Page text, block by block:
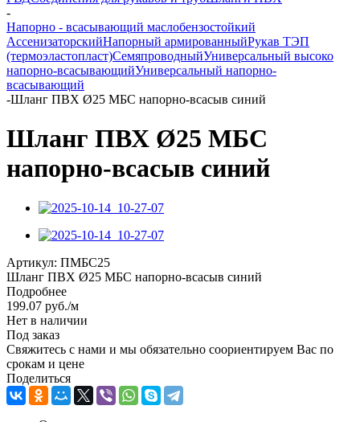
-
Напорно - всасывающий маслобензостойкий
АссенизаторскийНапорный армированныйРукав ТЭП
(термоэластопласт)СемяпроводныйУниверсальный высоко
напорно-всасывающийУниверсальный напорно-
всасывающий
-Шланг ПВХ Ø25 МБС напорно-всасыв синий
Шланг ПВХ Ø25 МБС
напорно-всасыв синий
Артикул: ПМБС25
Шланг ПВХ Ø25 МБС напорно-всасыв синий
Подробнее
199.07 руб./м
Нет в наличии
Под заказ
Свяжитесь с нами и мы обязательно соориентируем Вас по
срокам и цене
Поделиться